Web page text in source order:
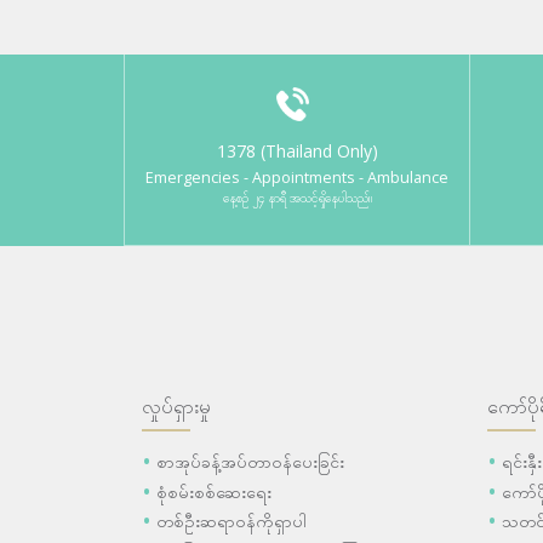
1378 (Thailand Only)
Emergencies - Appointments - Ambulance
နေ့စဉ် ၂၄ နာရီ အသင့်ရှိနေပါသည်။
လှုပ်ရှားမှု
စာအုပ်ခန့်အပ်တာဝန်ပေးခြင်း
စုံစမ်းစစ်ဆေးရေး
တစ်ဦးဆရာဝန်ကိုရှာပါ
ကော်
ရင်း
ကေ
သတင်